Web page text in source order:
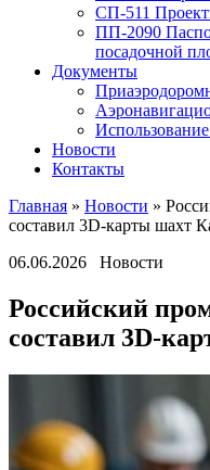
СП-511
ПП-2090
посадочной
Документы
Новости
Контакты
Главная » Новости »
составил 3D-карты шахт
06.06.2026 Новости
Российский
составил 3D-